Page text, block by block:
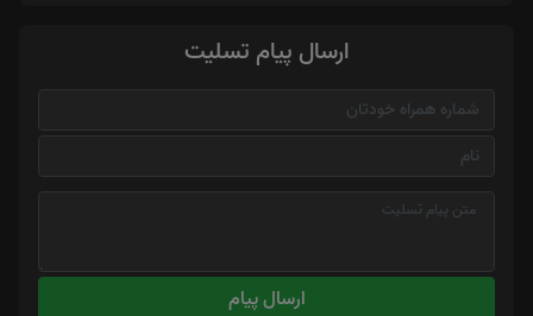
ارسال پیام تسلیت
ارسال پیام